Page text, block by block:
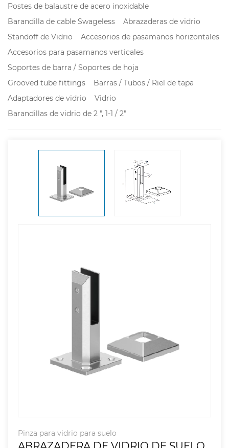
Postes de balaustre de acero inoxidable
Barandilla de cable Swageless
Abrazaderas de vidrio
Standoff de Vidrio
Accesorios de pasamanos horizontales
Accesorios para pasamanos verticales
Soportes de barra / Soportes de hoja
Grooved tube fittings
Barras / Tubos / Riel de tapa
Adaptadores de vidrio
Vidrio
Barandillas de vidrio de 2 ", 1-1 / 2"
Pinza para vidrio para suelo
ABRAZADERA DE VIDRIO DE SUELO